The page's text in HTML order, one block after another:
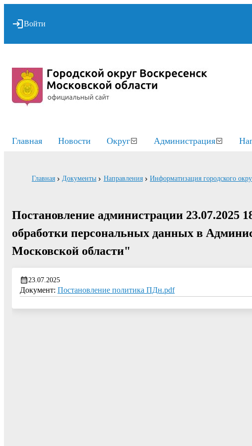
Войти
Главная Новости Округ Администрация
Главная Документы Направления Информатизация городского
Постановление администрации
обработки персональных данных в
Московской области"
23.07.2025
Документ: Постановление политика ПДн.pdf